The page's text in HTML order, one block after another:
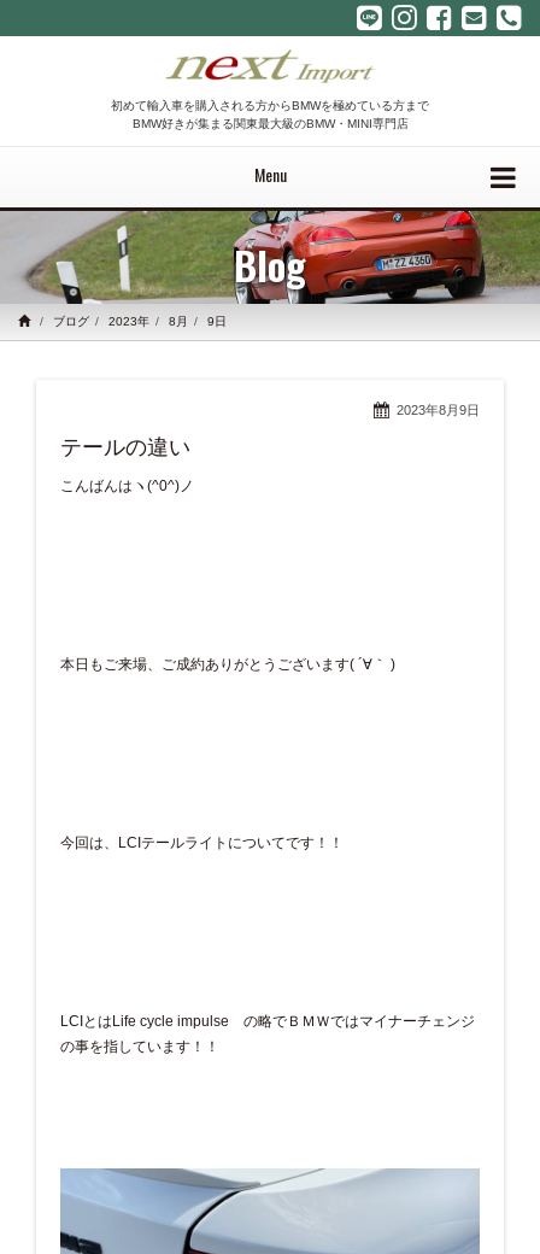
初めて輸入車を購入される方からBMWを極めている方まで
BMW好きが集まる関東最大級のBMW・MINI専門店
Menu
Blog
ブログ 2023年 8月 9日
2023年8月9日
テールの違い
こんばんはヽ(^0^)ノ
本日もご来場、ご成約ありがとうございます( ´∀｀ )
今回は、LCIテールライトについてです！！
LCIとはLife cycle impulse の略でＢＭＷではマイナーチェンジ
の事を指しています！！